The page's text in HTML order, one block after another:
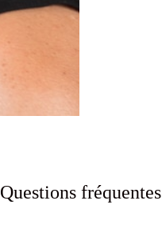
Questions fréquentes